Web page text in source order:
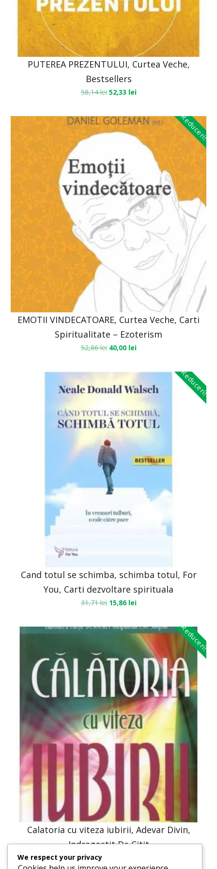
PUTEREA PREZENTULUI, Curtea Veche,
Bestsellers
58,14lei 52,33 lei
Reduceri!
EMOTII VINDECATOARE, Curtea Veche, Carti
Spiritualitate – Ezoterism
52,86lei 40,00 lei
Reduceri!
Cand totul se schimba, schimba totul, For
You, Carti dezvoltare spirituala
31,71lei 15,86 lei
Reduceri!
Calatoria cu viteza iubirii, Adevar Divin,
Indragostit De Citit
30,66lei
We respect your privacy